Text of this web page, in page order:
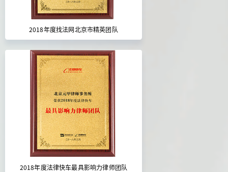
2018年度找法网北京市精英团队
2018年度法律快车最具影响力律师团队